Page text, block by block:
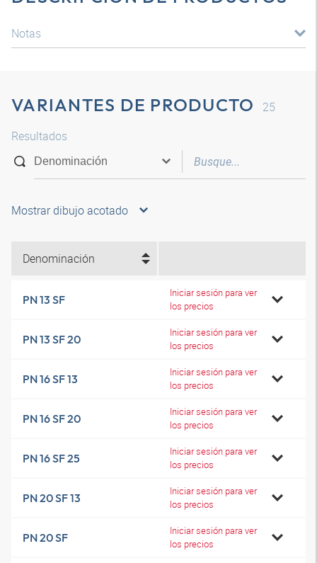
Notas
VARIANTES DE PRODUCTO
25
Resultados
Mostrar dibujo acotado
Denominación
PN 13 SF
Iniciar sesión para ver
los precios
PN 13 SF 20
Iniciar sesión para ver
los precios
PN 16 SF 13
Iniciar sesión para ver
los precios
PN 16 SF 20
Iniciar sesión para ver
los precios
PN 16 SF 25
Iniciar sesión para ver
los precios
PN 20 SF 13
Iniciar sesión para ver
los precios
PN 20 SF
Iniciar sesión para ver
los precios